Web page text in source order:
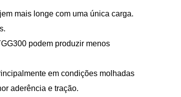
mais longe com uma única carga.
podem produzir menos
em condições molhadas
aderência e tração.